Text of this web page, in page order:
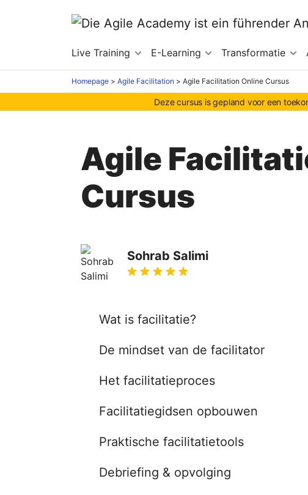
Live Training E-Learning Transformatie
Homepage > Agile Facilitation > Agile Facilitation Online Cursus
Deze cursus is gepland voor een
Agile
Cursus
Sohrab Salimi
Wat is facilitatie?
De mindset van de facilitator
Het facilitatieproces
Facilitatiegidsen opbouwen
Praktische facilitatietools
Debriefing & opvolging